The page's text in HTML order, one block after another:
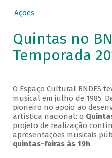
Ações
Quintas no
Temporada
O Espaço Cultural BNDES
musical em julho de 1985.
pioneiro no apoio ao
artística nacional: o
projeto de realização
apresentações musicais
quintas-feiras às 19h.